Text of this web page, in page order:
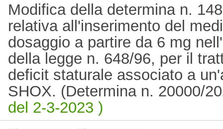
Modifica della determina n.
relativa all'inserimento del
dosaggio a partire da 6 mg
della legge n. 648/96, per il
deficit staturale associato a
SHOX. (Determina n. 20000/
del 2-3-2023 )